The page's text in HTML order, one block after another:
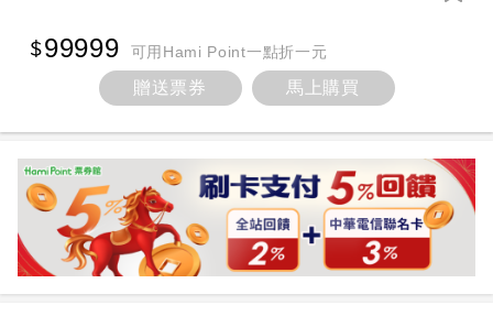
99999 可用Hami Point一點折一元
贈送票券 馬上購買